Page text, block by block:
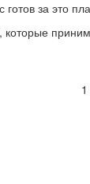
за это
которые